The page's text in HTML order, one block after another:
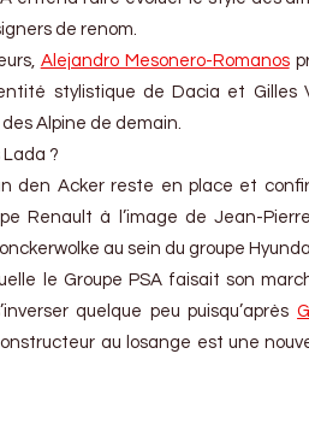
de renom.
Alejandro Mesonero-Romanos
stylistique de Dacia et Gilles
Alpine de demain.
Lada ?
den Acker reste en place et
Renault à l’image de Jean-
au sein du groupe
le Groupe PSA faisait son
quelque peu puisqu’après
au losange est une